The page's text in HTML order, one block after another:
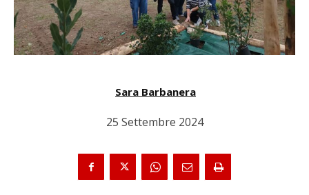
Sara Barbanera
25 Settembre 2024